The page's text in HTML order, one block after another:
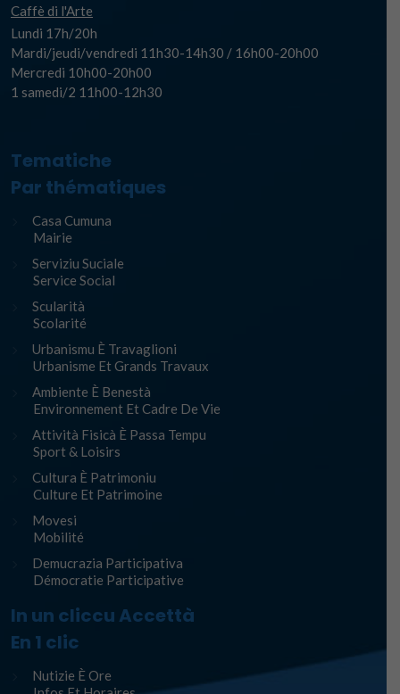
Caffè di l'Arte
Lundi 17h/20h
Mardi/jeudi/vendredi 11h30-14h30 / 16h00-20h00
Mercredi 10h00-20h00
1 samedi/2 11h00-12h30
Tematiche
Par thématiques
Casa Cumuna
Mairie
Serviziu Suciale
Service Social
Scularità
Scolarité
Urbanismu È Travaglioni
Urbanisme Et Grands Travaux
Ambiente È Benestà
Environnement Et Cadre De Vie
Attività Fisicà È Passa Tempu
Sport & Loisirs
Cultura È Patrimoniu
Culture Et Patrimoine
Movesi
Mobilité
Demucrazia Participativa
Démocratie Participative
In un cliccu Accettà
En 1 clic
Nutizie È Ore